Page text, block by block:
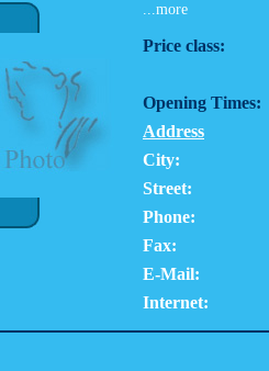
...more
Price class:
Opening Times:
Address
City:
Street:
Phone:
Fax:
E-Mail:
Internet: